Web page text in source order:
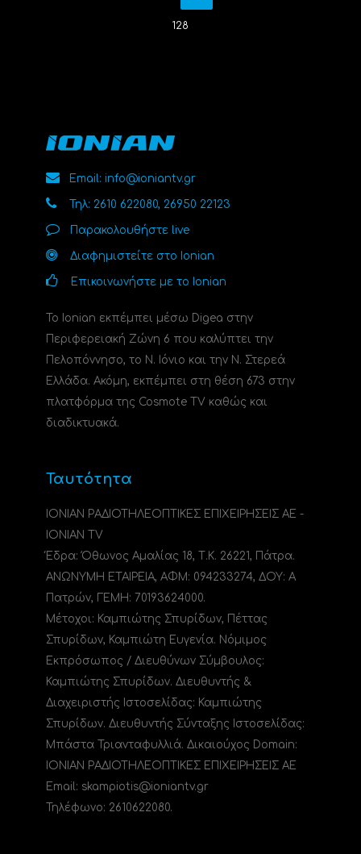
128
Email: info@ioniantv.gr
Τηλ: 2610 622080, 26950 22123
Παρακολουθήστε live
Διαφημιστείτε στο Ionian
Επικοινωνήστε με το Ionian
Το Ionian εκπέμπει μέσω Digea στην
Περιφερειακή Ζώνη 6 που καλύπτει την
Πελοπόννησο, το N. Ιόνιο και την Ν. Στερεά
Ελλάδα. Ακόμη, εκπέμπει στη θέση 673 στην
πλατφόρμα της Cosmote TV καθώς και
διαδικτυακά.
Ταυτότητα
ΙΟΝΙΑΝ ΡΑΔΙΟΤΗΛΕΟΠΤΙΚΕΣ ΕΠΙΧΕΙΡΗΣΕΙΣ ΑΕ -
IONIAN TV
Έδρα: Όθωνος Αμαλίας 18, Τ.Κ. 26221, Πάτρα.
ΑΝΩΝΥΜΗ ΕΤΑΙΡΕΙΑ, ΑΦΜ: 094233274, ΔΟΥ: A
Πατρών, ΓΕΜΗ: 70193624000.
Μέτοχοι: Καμπιώτης Σπυρίδων, Πέττας
Σπυρίδων, Καμπιώτη Ευγενία. Νόμιμος
Εκπρόσωπος / Διευθύνων Σύμβουλος:
Καμπιώτης Σπυρίδων. Διευθυντής &
Διαχειριστής Ιστοσελίδας: Καμπιώτης
Σπυρίδων. Διευθυντής Σύνταξης Ιστοσελίδας:
Μπάστα Τριανταφυλλιά. Δικαιούχος Domain:
ΙΟΝΙΑΝ ΡΑΔΙΟΤΗΛΕΟΠΤΙΚΕΣ ΕΠΙΧΕΙΡΗΣΕΙΣ ΑΕ
Email: skampiotis@ioniantv.gr
Τηλέφωνο: 2610622080.